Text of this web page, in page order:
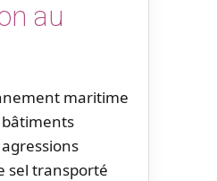
au
maritime
bâtiments
sel transporté